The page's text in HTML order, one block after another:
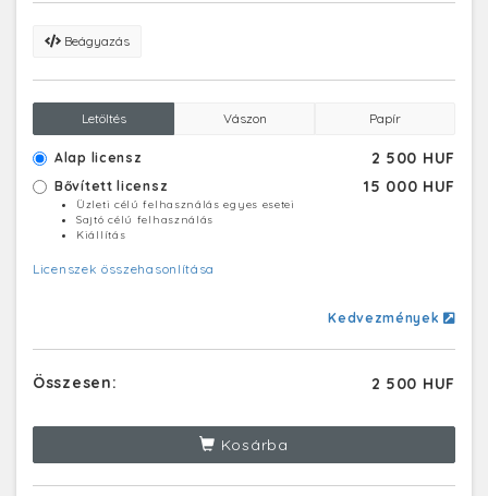
Beágyazás
Letöltés Vászon Papír
Alap licensz 2 500 HUF
Bővített licensz 15 000 HUF
Üzleti célú felhasználás egyes esetei
Sajtó célú felhasználás
Kiállítás
Licenszek összehasonlítása
Kedvezmények
Összesen: 2 500 HUF
Kosárba